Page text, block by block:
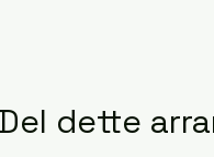
Del dette